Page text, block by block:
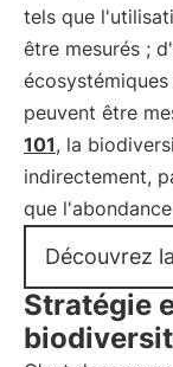
tels que
être mesurés ;
peuvent être
101, la
indirectement,
que
Découvrez
Stratégie